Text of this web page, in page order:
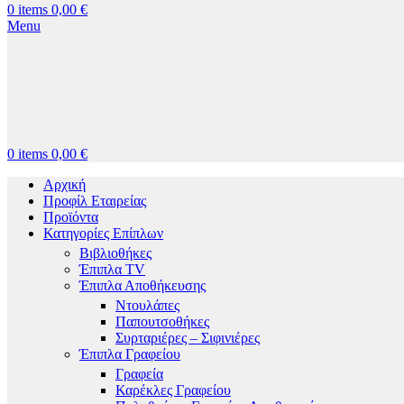
0 items 0,00 €
Menu
0 items 0,00 €
Αρχική
Προφίλ Εταιρείας
Προϊόντα
Κατηγορίες Επίπλων
Βιβλιοθήκες
Έπιπλα TV
Έπιπλα Αποθήκευσης
Ντουλάπες
Παπουτσοθήκες
Συρταριέρες – Σιφινιέρες
Έπιπλα Γραφείου
Γραφεία
Καρέκλες Γραφείου